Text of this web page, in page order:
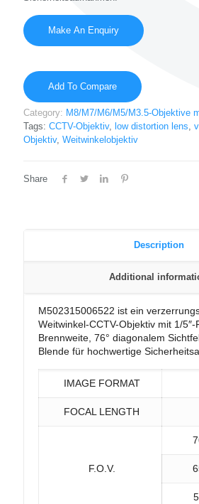
Add To Compare
Category: M8/M7/M6/M5/M3.5-Objektive
Tags: CCTV-Objektiv, low distortion lens,
Objektiv, Weitwinkelobjektiv
Share
Description
Additional
M502315006522 ist ein
Weitwinkel-CCTV-Objektiv mit 1/
Brennweite, 76° diagonalem
Blende für hochwertige
IMAGE FORMAT
FOCAL LENGTH
F.O.V.